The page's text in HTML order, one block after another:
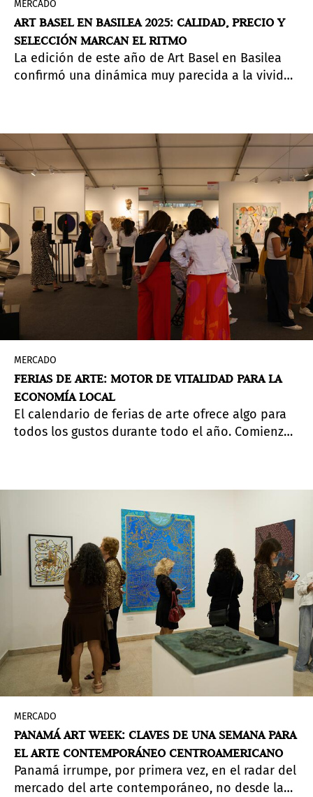
MERCADO
ART BASEL EN BASILEA 2025: CALIDAD, PRECIO Y
SELECCIÓN MARCAN EL RITMO
La edición de este año de Art Basel en Basilea
confirmó una dinámica muy parecida a la vivida
compradores. Aunque se cerraron ventas
importantes—sobre todo en el segmentoblue-
chip —el ritmo general fue pausado, las
expectativas fueron moderadas, pero el
ambiente se mantuvo animado. El mercado
atraviesa una etapa de reajuste, aunque el
interés por coleccionar se mantiene firme.
MERCADO
FERIAS DE ARTE: MOTOR DE VITALIDAD PARA LA
ECONOMÍA LOCAL
El calendario de ferias de arte ofrece algo para
todos los gustos durante todo el año. Comienza
estudios y eventos en torno a Expo Chicago.
MERCADO
PANAMÁ ART WEEK: CLAVES DE UNA SEMANA PARA
EL ARTE CONTEMPORÁNEO CENTROAMERICANO
Panamá irrumpe, por primera vez, en el radar del
mercado del arte contemporáneo, no desde la